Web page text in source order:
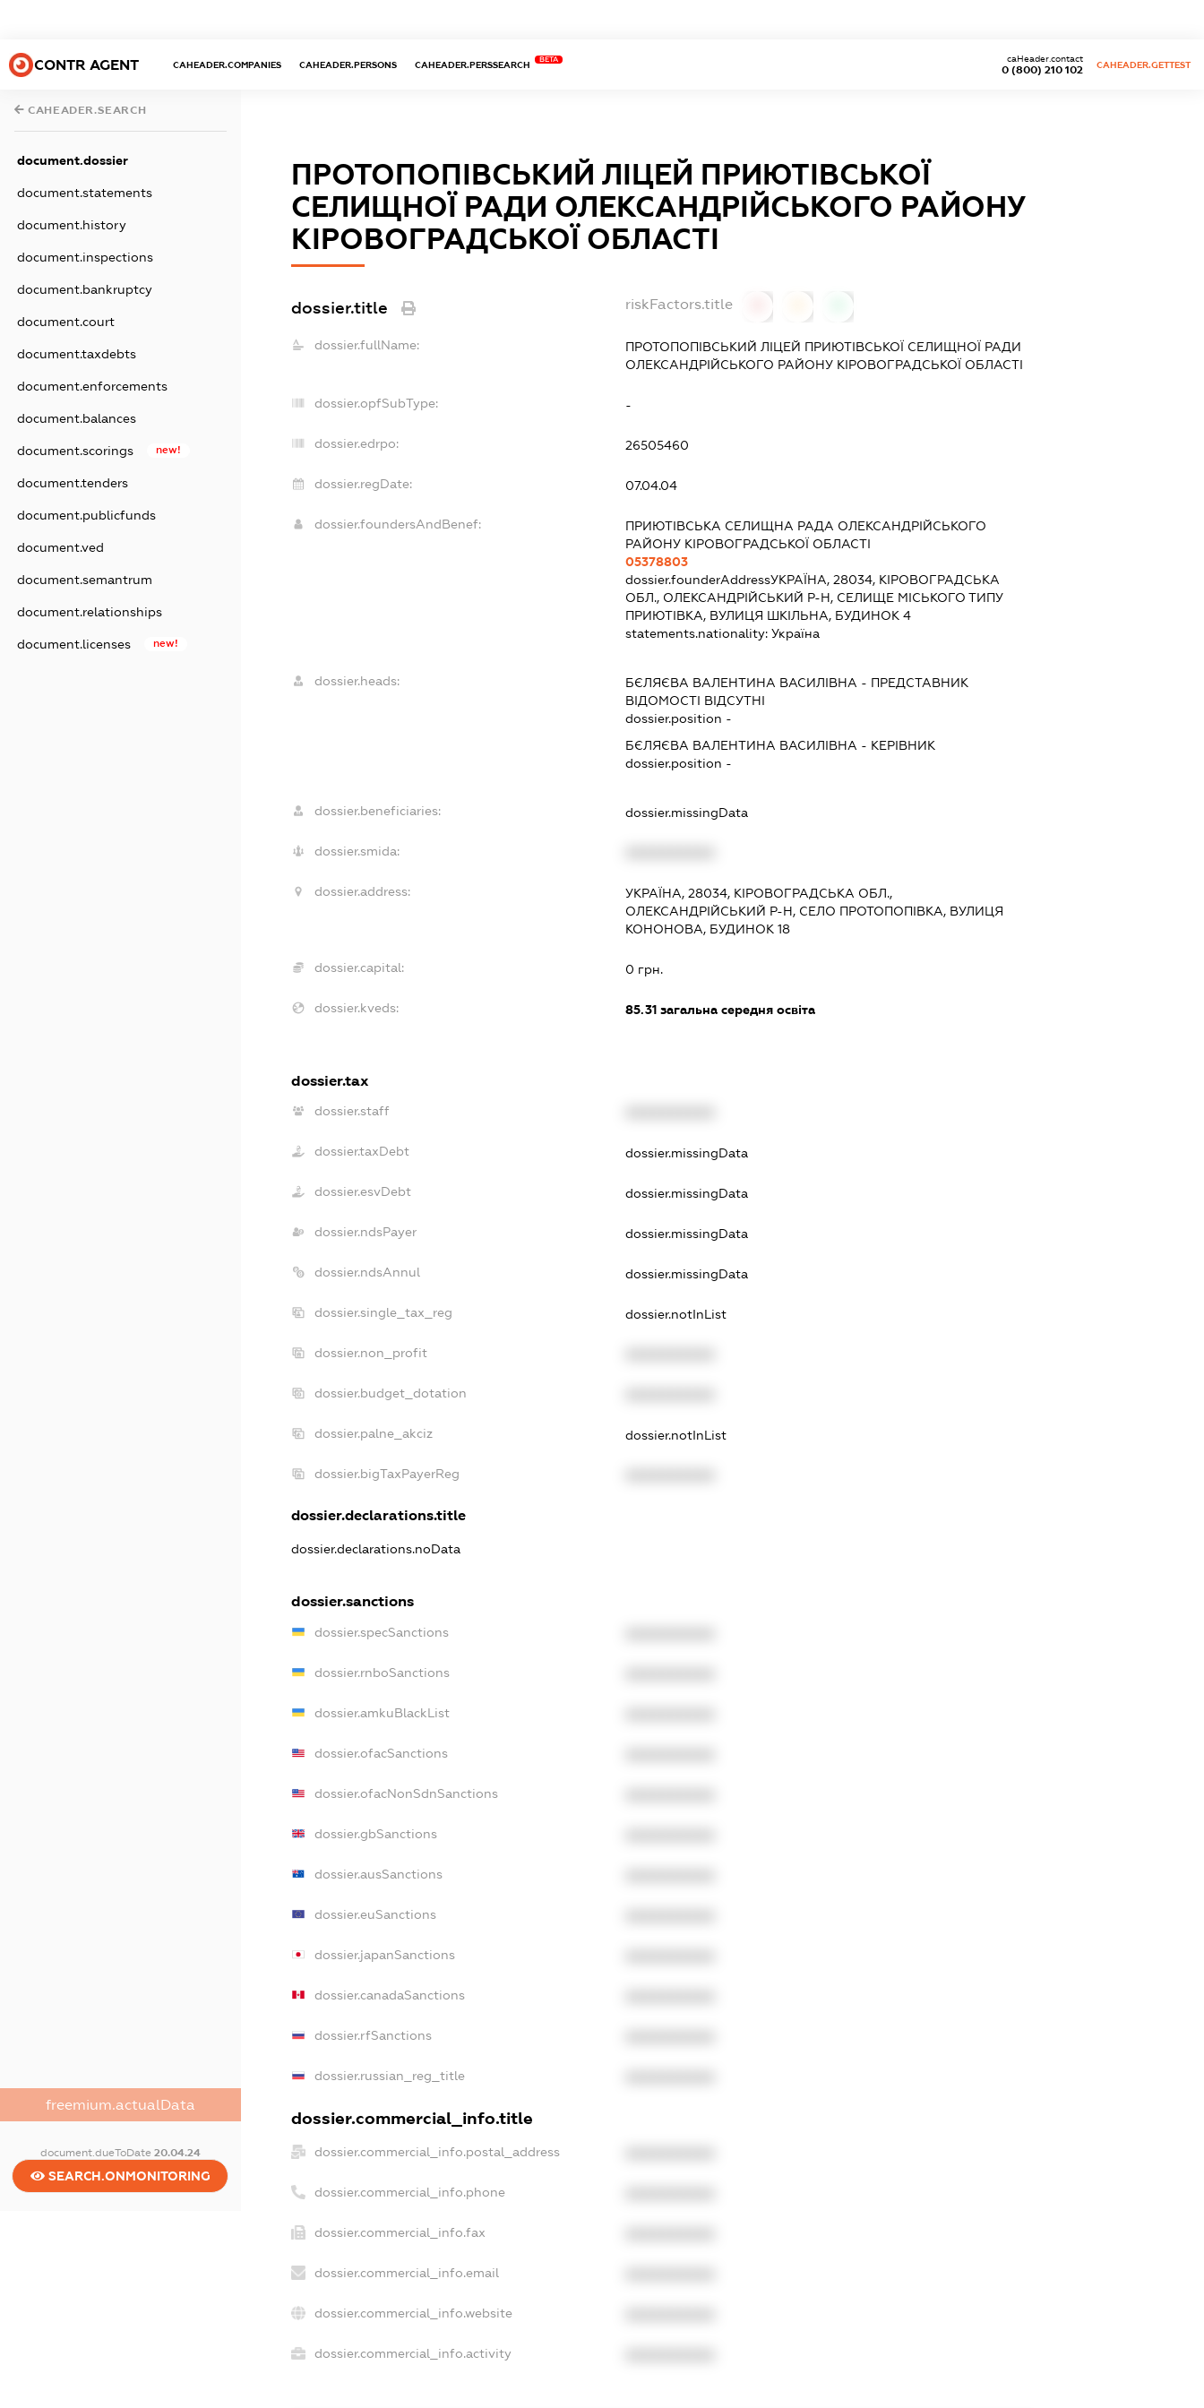
CONTR AGENT CAHEADER.COMPANIES CAHEADER.PERSONS CAHEADER.PERSSEARCH
BETA
0 (800) 210 102
caHeader.contact
CAHEADER.GETTEST
CAHEADER.SEARCH
document.dossier
document.statements
document.history
document.inspections
document.bankruptcy
document.court
document.taxdebts
document.enforcements
document.balances
document.scorings new!
document.tenders
document.publicfunds
document.ved
document.semantrum
document.relationships
document.licenses new!
freemium.actualData
document.dueToDate 20.04.24
SEARCH.ONMONITORING
ПРОТОПОПІВСЬКИЙ ЛІЦЕЙ ПРИЮТІВСЬКОЇ
СЕЛИЩНОЇ РАДИ ОЛЕКСАНДРІЙСЬКОГО РАЙОНУ
КІРОВОГРАДСЬКОЇ ОБЛАСТІ
dossier.title riskFactors.title
dossier.fullName:
ПРОТОПОПІВСЬКИЙ ЛІЦЕЙ ПРИЮТІВСЬКОЇ СЕЛИЩНОЇ РАДИ
ОЛЕКСАНДРІЙСЬКОГО РАЙОНУ КІРОВОГРАДСЬКОЇ ОБЛАСТІ
dossier.opfSubType: -
dossier.edrpo: 26505460
dossier.regDate: 07.04.04
dossier.foundersAndBenef:
ПРИЮТІВСЬКА СЕЛИЩНА РАДА ОЛЕКСАНДРІЙСЬКОГО
РАЙОНУ КІРОВОГРАДСЬКОЇ ОБЛАСТІ
05378803
dossier.founderAddressУКРАЇНА, 28034, КІРОВОГРАДСЬКА
ОБЛ., ОЛЕКСАНДРІЙСЬКИЙ Р-Н, СЕЛИЩЕ МІСЬКОГО ТИПУ
ПРИЮТІВКА, ВУЛИЦЯ ШКІЛЬНА, БУДИНОК 4
statements.nationality: Україна
dossier.heads: БЄЛЯЄВА ВАЛЕНТИНА ВАСИЛІВНА - ПРЕДСТАВНИК
ВІДОМОСТІ ВІДСУТНІ
dossier.position -
БЄЛЯЄВА ВАЛЕНТИНА ВАСИЛІВНА - КЕРІВНИК
dossier.position -
dossier.beneficiaries: dossier.missingData
dossier.smida:
dossier.address:
УКРАЇНА, 28034, КІРОВОГРАДСЬКА ОБЛ.,
ОЛЕКСАНДРІЙСЬКИЙ Р-Н, СЕЛО ПРОТОПОПІВКА, ВУЛИЦЯ
КОНОНОВА, БУДИНОК 18
dossier.capital: 0 грн.
dossier.kveds: 85.31загальна середня освіта
dossier.tax
dossier.staff
dossier.taxDebt dossier.missingData
dossier.esvDebt dossier.missingData
dossier.ndsPayer dossier.missingData
dossier.ndsAnnul dossier.missingData
dossier.single_tax_reg dossier.notInList
dossier.non_profit
dossier.budget_dotation
dossier.palne_akciz dossier.notInList
dossier.bigTaxPayerReg
dossier.declarations.title
dossier.declarations.noData
dossier.sanctions
dossier.specSanctions
dossier.rnboSanctions
dossier.amkuBlackList
dossier.ofacSanctions
dossier.ofacNonSdnSanctions
dossier.gbSanctions
dossier.ausSanctions
dossier.euSanctions
dossier.japanSanctions
dossier.canadaSanctions
dossier.rfSanctions
dossier.russian_reg_title
dossier.commercial_info.title
dossier.commercial_info.postal_address
dossier.commercial_info.phone
dossier.commercial_info.fax
dossier.commercial_info.email
dossier.commercial_info.website
dossier.commercial_info.activity